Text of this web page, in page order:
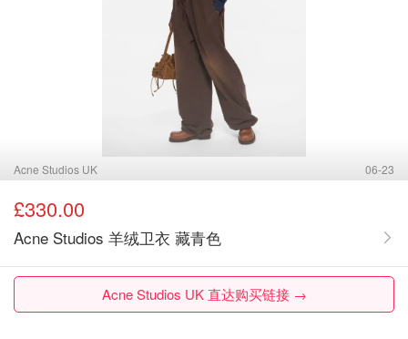
Acne Studios UK 06-23
£330.00
Acne Studios 羊绒卫衣 藏青色
Acne Studios UK 直达购买链接 →